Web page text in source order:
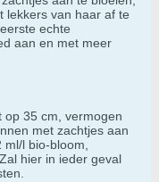
lekkers van haar af te
echte
aan en met meer
op 35 cm, vermogen
met zachtjes aan
l bio-bloom,
hier in ieder geval